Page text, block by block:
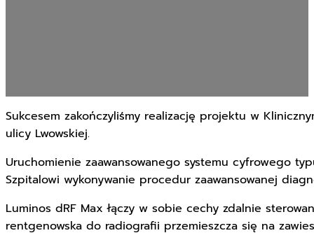
Sukcesem zakończyliśmy realizację projektu w
ulicy Lwowskiej.
Uruchomienie zaawansowanego systemu cyfrowego
Szpitalowi wykonywanie procedur zaawansowanej
Luminos dRF Max łączy w sobie cechy zdalnie
rentgenowska do radiografii przemieszcza się na